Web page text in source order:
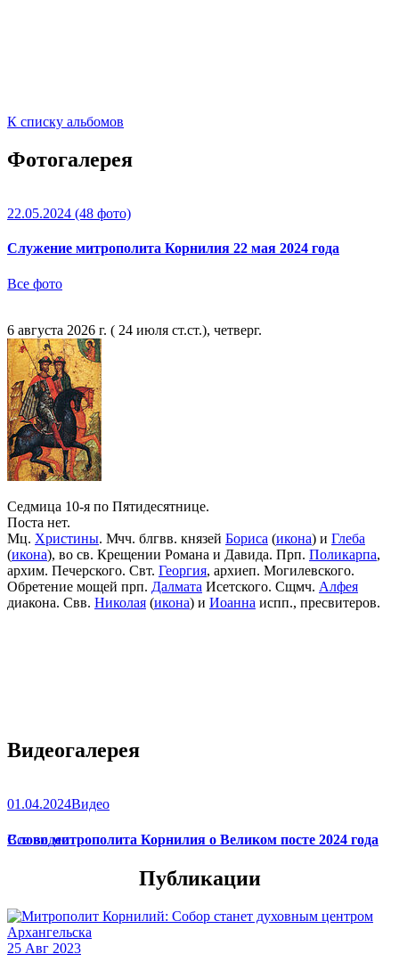
К списку альбомов
Фотогалерея
22.05.2024 (48 фото)
Служение митрополита Корнилия 22 мая 2024 года
Все фото
6 августа 2026 г. ( 24 июля ст.ст.), четверг.
Седмица 10-я по Пятидесятнице.
Поста нет.
Мц. Христины. Мчч. блгвв. князей Бориса (икона) и Глеба
(икона), во св. Крещении Романа и Давида. Прп. Поликарпа,
архим. Печерского. Свт. Георгия, архиеп. Могилевского.
Обретение мощей прп. Далмата Исетского. Сщмч. Алфея
диакона. Свв. Николая (икона) и Иоанна испп., пресвитеров.
Видеогалерея
01.04.2024Видео
Слово митрополита Корнилия о Великом посте 2024 года
Все видео
Публикации
25 Авг 2023